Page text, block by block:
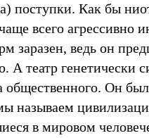
поступки. Как бы
всего агрессивно
заразен, ведь он
А театр генетически
общественного. Он
называем
в мировом